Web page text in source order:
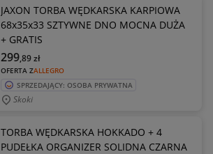
JAXON TORBA WĘDKARSKA KARPIOWA
68x35x33 SZTYWNE DNO MOCNA DUŻA
+ GRATIS
OFERTA ZALLEGRO
299,89zł
SPRZEDAJĄCY: OSOBA PRYWATNA
Skoki
TORBA WĘDKARSKA HOKKADO + 4
PUDEŁKA ORGANIZER SOLIDNA CZARNA